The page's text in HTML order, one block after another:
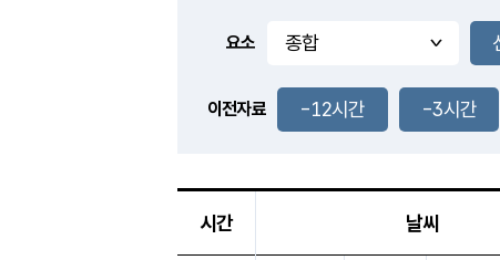
풍도
2.7m/s
-
요소
이전자료 -12시간 -3시간
시간 날씨